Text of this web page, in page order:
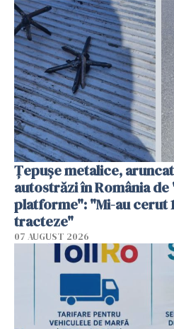
Țepușe metalice,
autostrăzi în România
platforme": "Mi-au cerut
tracteze"
07 AUGUST 2026